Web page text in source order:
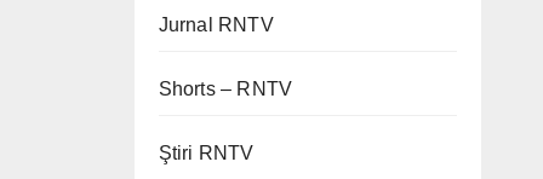
Jurnal RNTV
Shorts – RNTV
Ştiri RNTV